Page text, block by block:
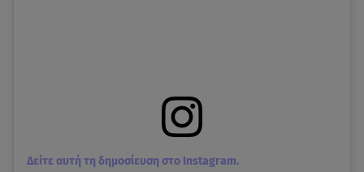
Δείτε αυτή τη δημοσίευση στο Instagram.